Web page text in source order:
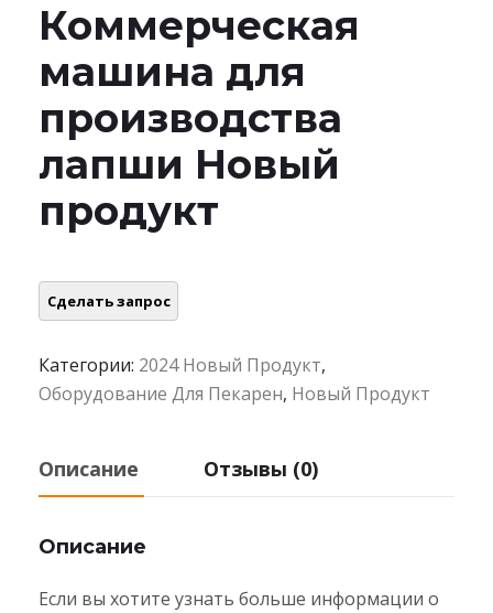
Коммерческая
машина для
производства
лапши Новый
продукт
Категории: 2024 Новый Продукт,
Оборудование Для Пекарен, Новый Продукт
Описание Отзывы (0)
Описание
Если вы хотите узнать больше информации о